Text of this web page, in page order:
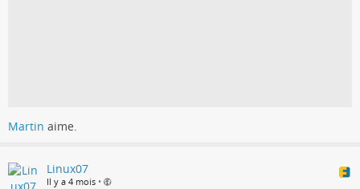
Martin aime.
Linux07
Il y a 4 mois •